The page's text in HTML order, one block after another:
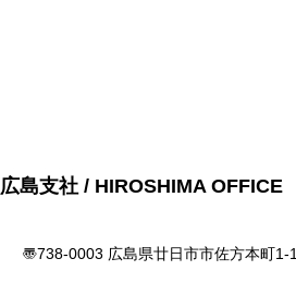
広島支社 / HIROSHIMA OFFICE
〠738-0003 広島県廿日市市佐方本町1-1